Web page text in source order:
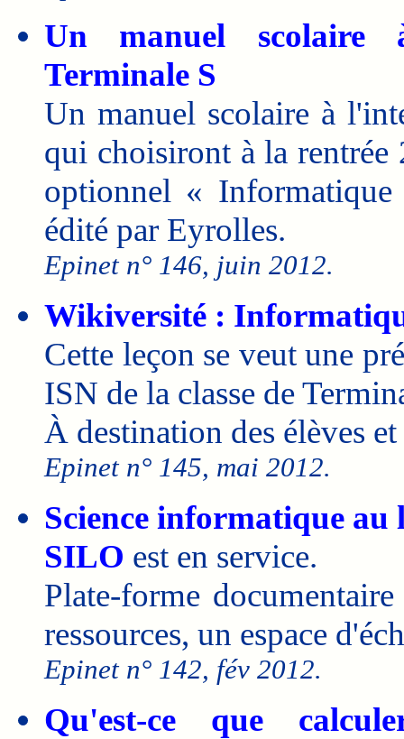
Un manuel scolaire
Terminale S
Un manuel scolaire à
qui choisiront à la rentrée
optionnel «
édité par Eyrolles.
Epinet n° 146, juin 2012.
Wikiversité :
Cette leçon se veut une
ISN de la classe de
À destination des élèves
Epinet n° 145, mai 2012.
Science informatique au
SILO est en service.
Plate-forme
ressources, un espace
Epinet n° 142, fév 2012.
Qu'est-ce que